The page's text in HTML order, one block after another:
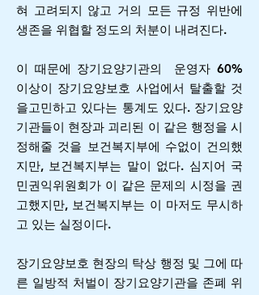
혀 고려되지 않고 거의 모든 규정 위반에
생존을 위협할 정도의 처분이 내려진다.
이 때문에 장기요양기관의 운영자 60%
이상이 장기요양보호 사업에서 탈출할 것
을고민하고 있다는 통계도 있다. 장기요양
기관들이 현장과 괴리된 이 같은 행정을 시
정해줄 것을 보건복지부에 수없이 건의했
지만, 보건복지부는 말이 없다. 심지어 국
민권익위원회가 이 같은 문제의 시정을 권
고했지만, 보건복지부는 이 마저도 무시하
고 있는 실정이다.
장기요양보호 현장의 탁상 행정 및 그에 따
른 일방적 처벌이 장기요양기관을 존폐 위